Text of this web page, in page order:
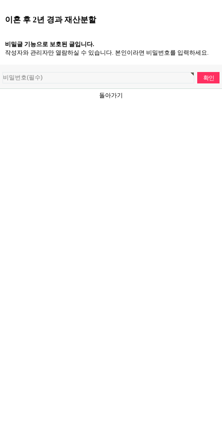
이혼 후 2년 경과 재산분할
비밀글 기능으로 보호된 글입니다.
작성자와 관리자만 열람하실 수 있습니다. 본인이라면 비밀번호를 입력하세요.
돌아가기